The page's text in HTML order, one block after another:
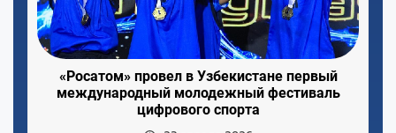
«Росатом» провел в Узбекистане первый
международный молодежный фестиваль
цифрового спорта